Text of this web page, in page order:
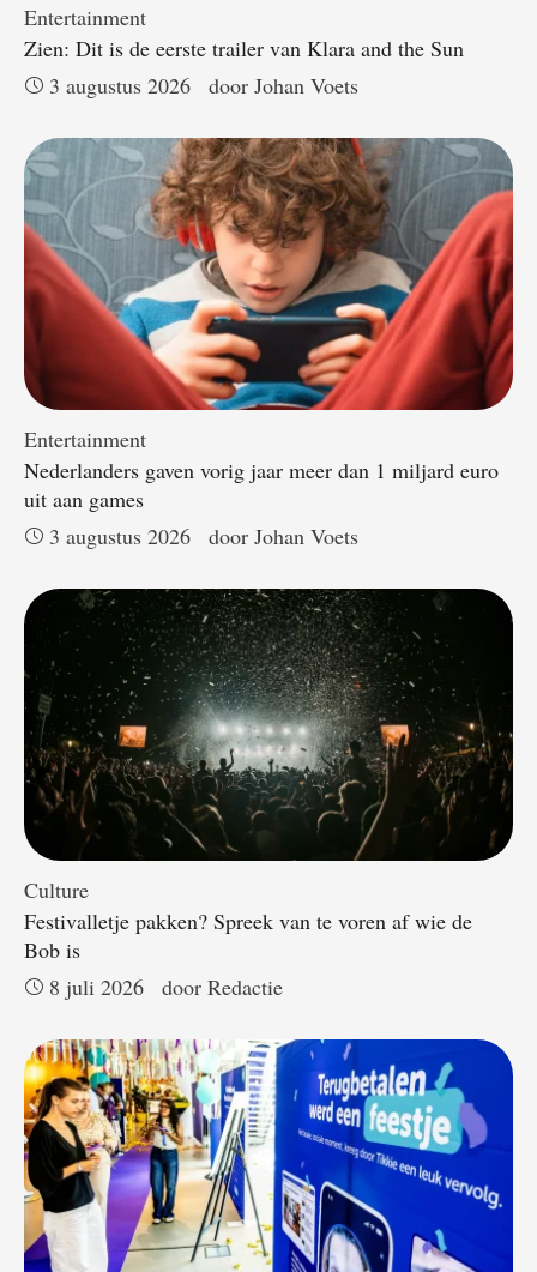
Entertainment
Zien: Dit is de eerste trailer van Klara and the Sun
3 augustus 2026
door Johan Voets
Entertainment
Nederlanders gaven vorig jaar meer dan 1 miljard euro
uit aan games
3 augustus 2026
door Johan Voets
Culture
Festivalletje pakken? Spreek van te voren af wie de
Bob is
8 juli 2026
door Redactie